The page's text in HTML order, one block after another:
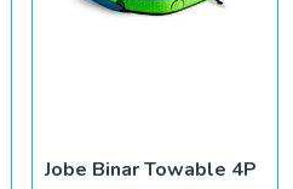
Jobe Binar Towable 4P